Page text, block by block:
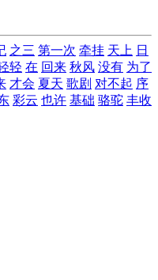
之三 第一次 牵挂 天上 日
轻 在 回来 秋风 没有 为了
才会 夏天 歌剧 对不起 序
彩云 也许 基础 骆驼 丰收